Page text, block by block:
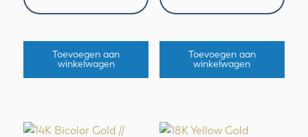
Toevoegen aan
winkelwagen
Toevoegen aan
winkelwagen